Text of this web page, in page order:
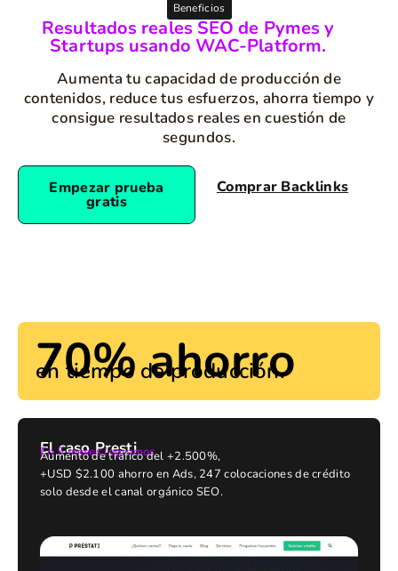
Beneficios
Resultados reales SEO de Pymes y
Startups usando WAC-Platform.
Aumenta tu capacidad de producción de
contenidos, reduce tus esfuerzos, ahorra tiempo y
consigue resultados reales en cuestión de
segundos.
Empezar prueba
gratis
Comprar Backlinks
70% ahorro
en tiempo de producción.
El caso Presti
En 5 meses logramos
Aumento de tráfico del +2.500%,
+USD $2.100 ahorro en Ads, 247 colocaciones de crédito
solo desde el canal orgánico SEO.